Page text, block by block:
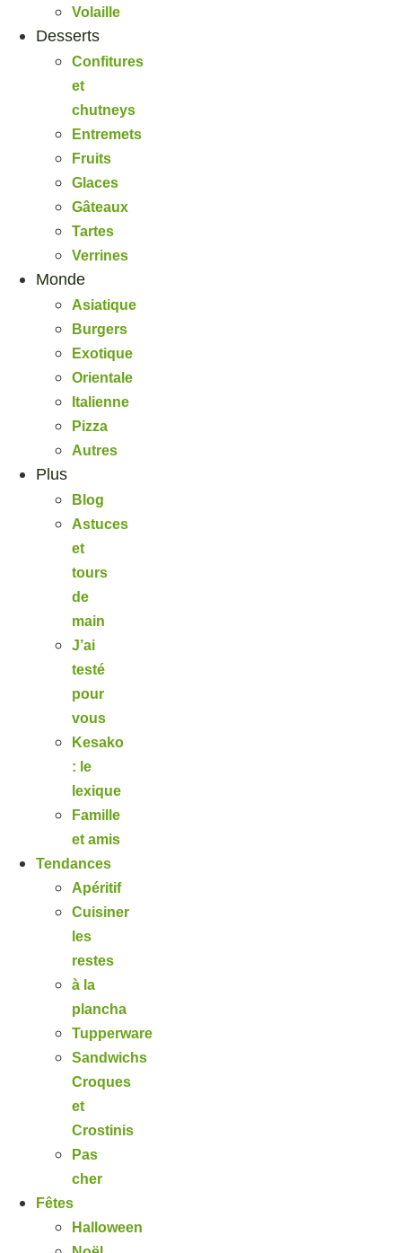
Volaille
Desserts
Confitures
et
chutneys
Entremets
Fruits
Glaces
Gâteaux
Tartes
Verrines
Monde
Asiatique
Burgers
Exotique
Orientale
Italienne
Pizza
Autres
Plus
Blog
Astuces
et
tours
de
main
J’ai
testé
pour
vous
Kesako
: le
lexique
Famille
et amis
Tendances
Apéritif
Cuisiner
les
restes
à la
plancha
Tupperware
Sandwichs
Croques
et
Crostinis
Pas
cher
Fêtes
Halloween